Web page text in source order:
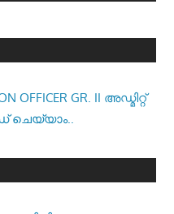
OFFICER GR. II അഡ്മിറ്റ്